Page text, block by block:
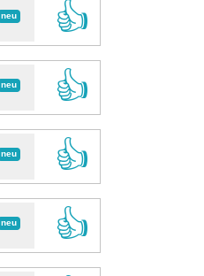
neu
👍
neu
👍
neu
👍
neu
👍